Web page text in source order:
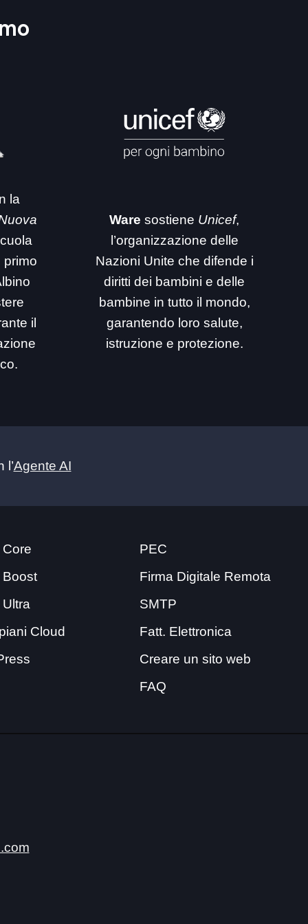
la
primo
il
Ware sostiene Unicef,
l’organizzazione delle
Nazioni Unite che difende i
diritti dei bambini e delle
bambine in tutto il mondo,
garantendo loro salute,
istruzione e protezione.
l’Agente AI
Cloud
PEC
Firma Digitale Remota
SMTP
Fatt. Elettronica
Creare un sito web
FAQ